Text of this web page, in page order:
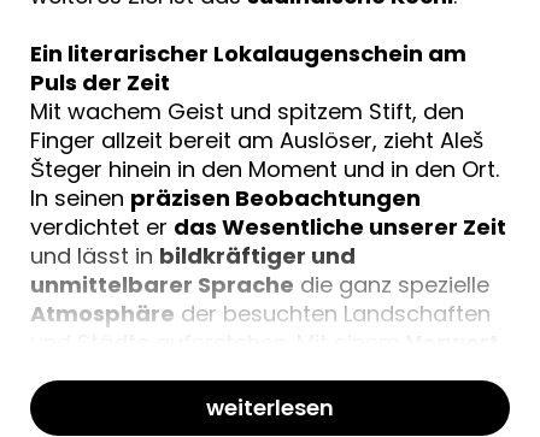
Ein literarischer Lokalaugenschein am
Puls der Zeit
Mit wachem Geist und spitzem Stift, den
Finger allzeit bereit am Auslöser, zieht Aleš
Šteger hinein in den Moment und in den Ort.
In seinen präzisen Beobachtungen
verdichtet er das Wesentliche unserer Zeit
und lässt in bildkräftiger und
unmittelbarer Sprache die ganz spezielle
Atmosphäre der besuchten Landschaften
Farbfotografiendes Autors.
weiterlesen